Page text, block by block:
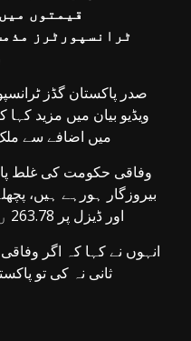
قیمتوں
صدر پاکستان گڈز
ویڈیو بیان میں مزید
میں اضافے سے
وفاقی حکومت کی غلط
اور ڈیزل پر 263.78 روپے کا اضافہ کیا گیا ہے۔
انہوں نے کہا کہ اگر
ثانی نہ کی تو